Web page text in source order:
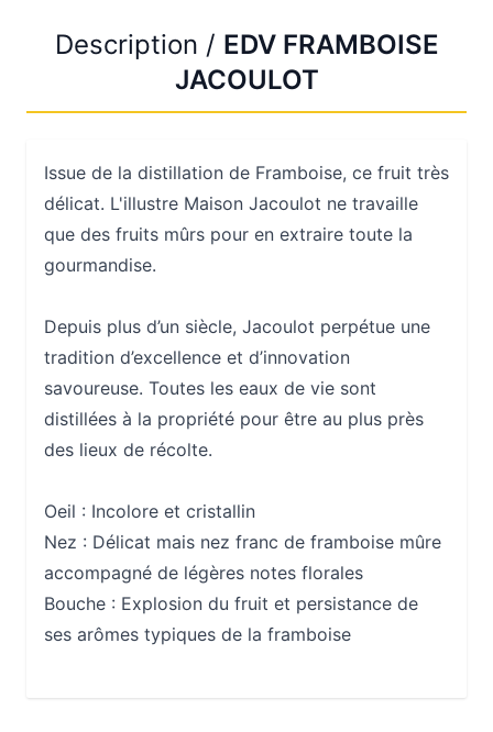
Description / EDV FRAMBOISE
JACOULOT
Issue de la distillation de Framboise, ce fruit très
délicat. L'illustre Maison Jacoulot ne travaille
que des fruits mûrs pour en extraire toute la
gourmandise.
Depuis plus d’un siècle, Jacoulot perpétue une
tradition d’excellence et d’innovation
savoureuse. Toutes les eaux de vie sont
distillées à la propriété pour être au plus près
des lieux de récolte.
Oeil : Incolore et cristallin
Nez : Délicat mais nez franc de framboise mûre
accompagné de légères notes florales
Bouche : Explosion du fruit et persistance de
ses arômes typiques de la framboise